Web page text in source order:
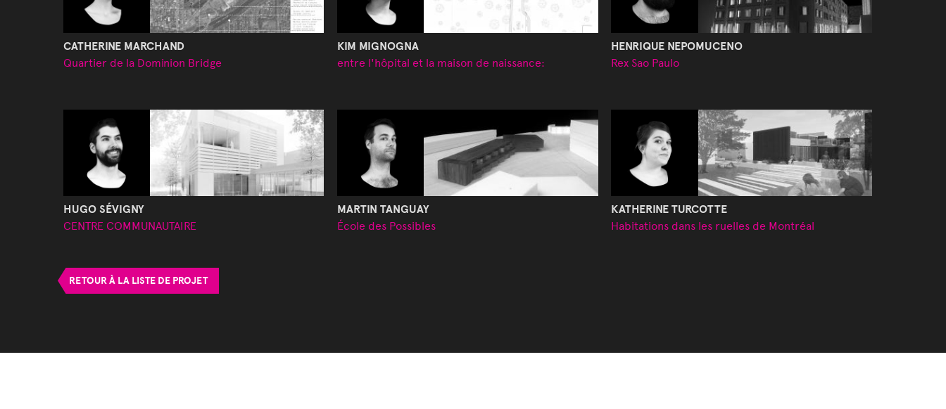
CATHERINE MARCHAND
Quartier de la Dominion Bridge
KIM MIGNOGNA
entre l'hôpital et la maison de naissance:
HENRIQUE NEPOMUCENO
Rex Sao Paulo
HUGO SÉVIGNY
CENTRE COMMUNAUTAIRE
MARTIN TANGUAY
École des Possibles
KATHERINE TURCOTTE
Habitations dans les ruelles de Montréal
RETOUR À LA LISTE DE PROJET